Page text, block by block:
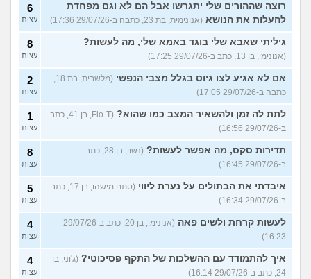
רוצה שההורים שלי יתגרשו אבל הם לא וגם מפחדת
להעלות את הנושא (אנונימית, בת 23, כתבה ב-29/07/26 17:36)
6
עצות
גיליתי שאבא שלי בוגד באמא שלי, מה לעשות?
(אנונימי, בן 13, כתב ב-29/07/26 17:25)
8
עצות
אם לא אגיע לצו גיוס בגלל מצבי הנפשי
(מלשבית, בת 18,
כתבה ב-29/07/26 17:05)
2
עצות
לתת לה זמן ולהשאיר המצב כמו שהוא?
(Flo-T, בן 41, כתב
ב-29/07/26 16:56)
1
עצות
תדירות סקס, מה אפשר לעשות?
(נשוי, בן 28, כתב
ב-29/07/26 16:45)
8
עצות
איבדתי את הבתולים על נערת ליווי
(סתם מישהו, בן 17, כתב
ב-29/07/26 16:34)
5
עצות
לעשות קרחת ולשים פאה
(אנונימי, בן 20, כתב ב-29/07/26
16:23)
4
עצות
איך להתמודד עם ההשלכות של התקף פסיכוטי? (ג'וני, בן
24, כתב ב-29/07/26 16:14)
4
עצות